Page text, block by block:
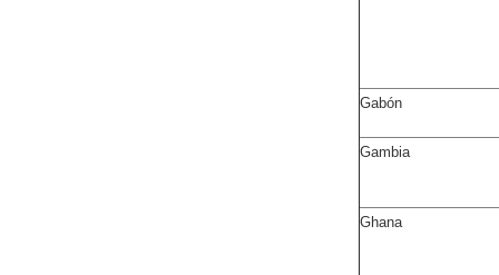
Gabón
Gambia
Ghana